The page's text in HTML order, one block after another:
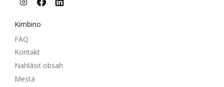
Kimbino
FAQ
Kontakt
Nahlásiť obsah
Mestá